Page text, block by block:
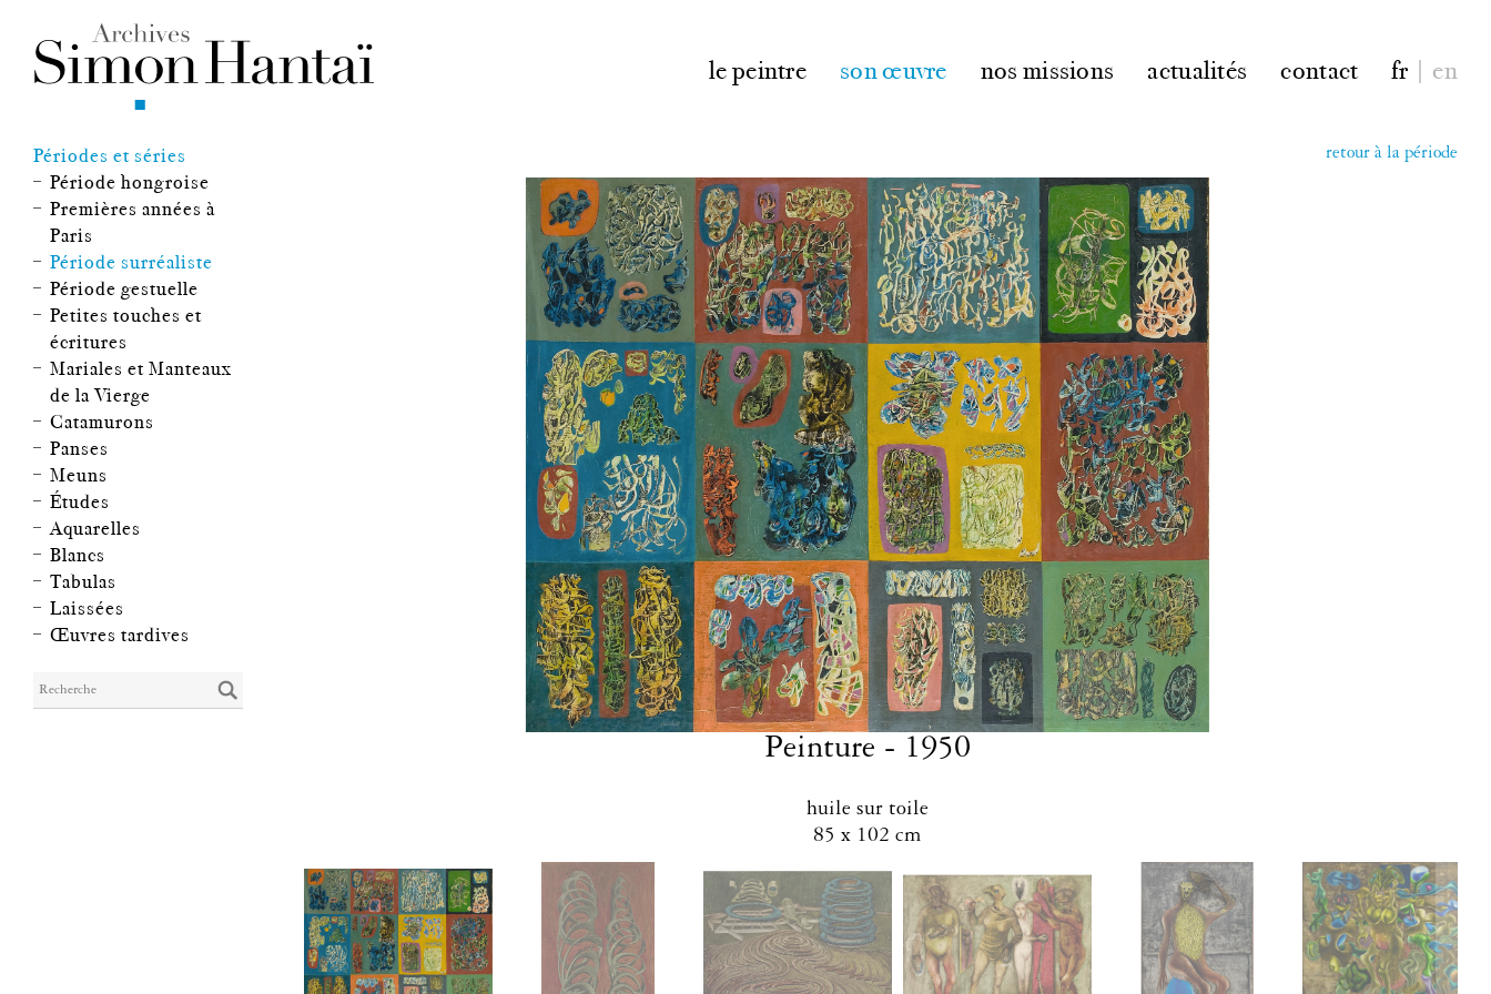
le peintre son œuvre nos missions actualités contact fr | en
Périodes et séries
Période hongroise
Premières années à
Paris
Période surréaliste
Période gestuelle
Petites touches et
écritures
Mariales et Manteaux
de la Vierge
Catamurons
Panses
Meuns
Études
Aquarelles
Blancs
Tabulas
Laissées
Œuvres tardives
retour à la période
Peinture - 1950
huile sur toile
85 x 102 cm